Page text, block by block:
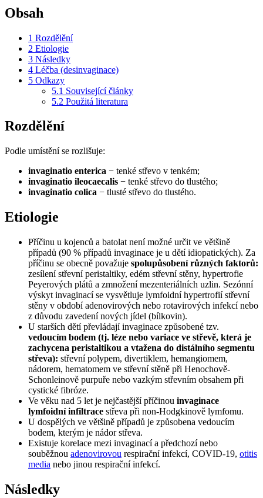
Obsah
1 Rozdělění
2 Etiologie
3 Následky
4 Léčba (desinvaginace)
5 Odkazy
5.1 Související články
5.2 Použitá literatura
Rozdělění
Podle umístění se rozlišuje:
invaginatio enterica − tenké střevo v tenkém;
invaginatio ileocaecalis − tenké střevo do tlustého;
invaginatio colica − tlusté střevo do tlustého.
Etiologie
Příčinu u kojenců a batolat není možné určit ve většině
případů (90 % případů invaginace je u dětí idiopatických). Za
příčinu se obecně považuje spolupůsobení různých faktorů:
zesílení střevní peristaltiky, edém střevní stěny, hypertrofie
Peyerových plátů a zmnožení mezenteriálních uzlin. Sezónní
výskyt invaginací se vysvětluje lymfoidní hypertrofií střevní
stěny v období adenovirových nebo rotavirových infekcí nebo
z důvodu zavedení nových jídel (bílkovin).
U starších dětí převládají invaginace způsobené tzv.
vedoucím bodem (tj. léze nebo variace ve střevě, která je
zachycena peristaltikou a vtažena do distálního segmentu
střeva): střevní polypem, divertiklem, hemangiomem,
nádorem, hematomem ve střevní stěně při Henochově-
Schonleinově purpuře nebo vazkým střevním obsahem při
cystické fibróze.
Ve věku nad 5 let je nejčastější příčinou invaginace
lymfoidní infiltrace střeva při non-Hodgkinově lymfomu.
U dospělých ve většině případů je způsobena vedoucím
bodem, kterým je nádor střeva.
Existuje korelace mezi invaginací a předchozí nebo
souběžnou adenovirovou respirační infekcí, COVID-19, otitis
media nebo jinou respirační infekcí.
Následky